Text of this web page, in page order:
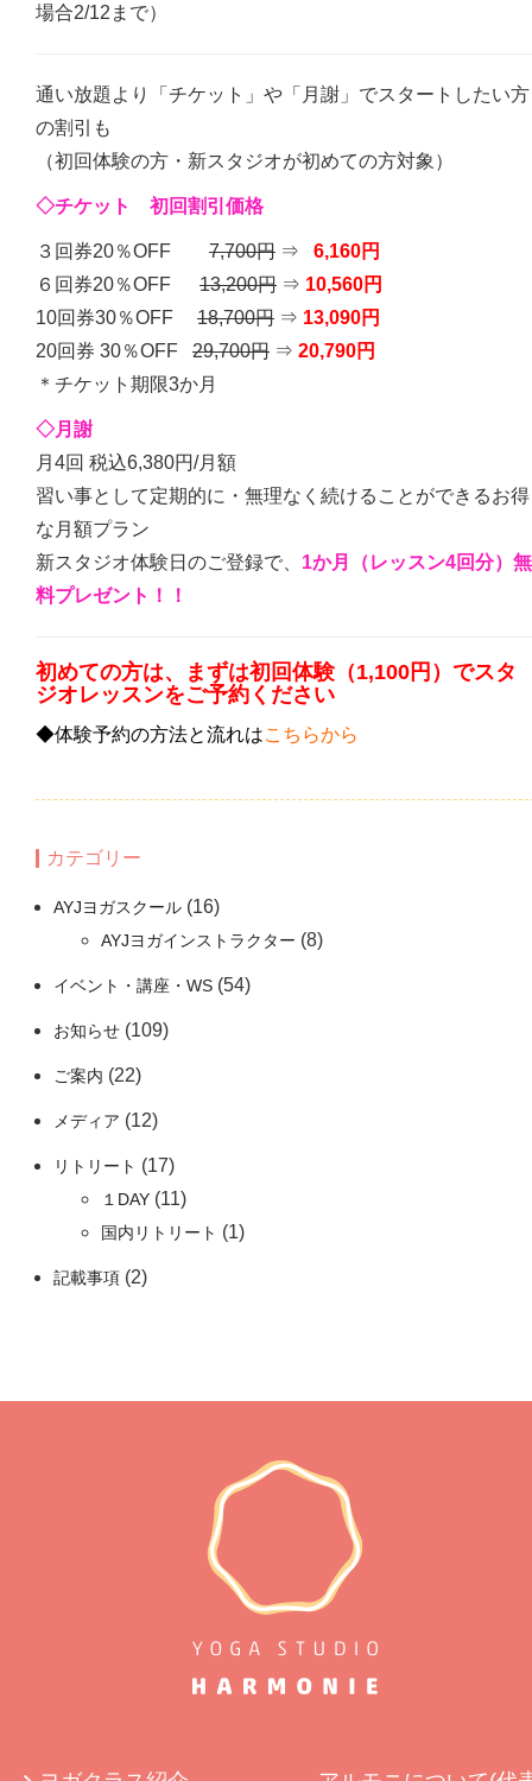
場合2/12まで）
通い放題より「チケット」や「月謝」でスタートしたい方
の割引も
（初回体験の方・新スタジオが初めての方対象）
◇チケット 初回割引価格
３回券20％OFF 7,700円 ⇒
6,160円
６回券20％OFF 13,200円 ⇒ 10,560円
10回券30％OFF 18,700円 ⇒ 13,090円
20回券 30％OFF 29,700円 ⇒ 20,790円
＊チケット期限3か月
◇月謝
月4回 税込6,380円/月額
習い事として定期的に・無理なく続けることができるお得
な月額プラン
新スタジオ体験日のご登録で、 1か月（レッスン4回分）無
料プレゼント！！
初めての方は、まずは初回体験（1,100円）でスタ
ジオレッスンをご予約ください
◆体験予約の方法と流れはこちらから
カテゴリー
AYJヨガスクール (16)
AYJヨガインストラクター (8)
イベント・講座・WS (54)
お知らせ (109)
ご案内 (22)
メディア (12)
リトリート (17)
１DAY (11)
国内リトリート (1)
記載事項 (2)